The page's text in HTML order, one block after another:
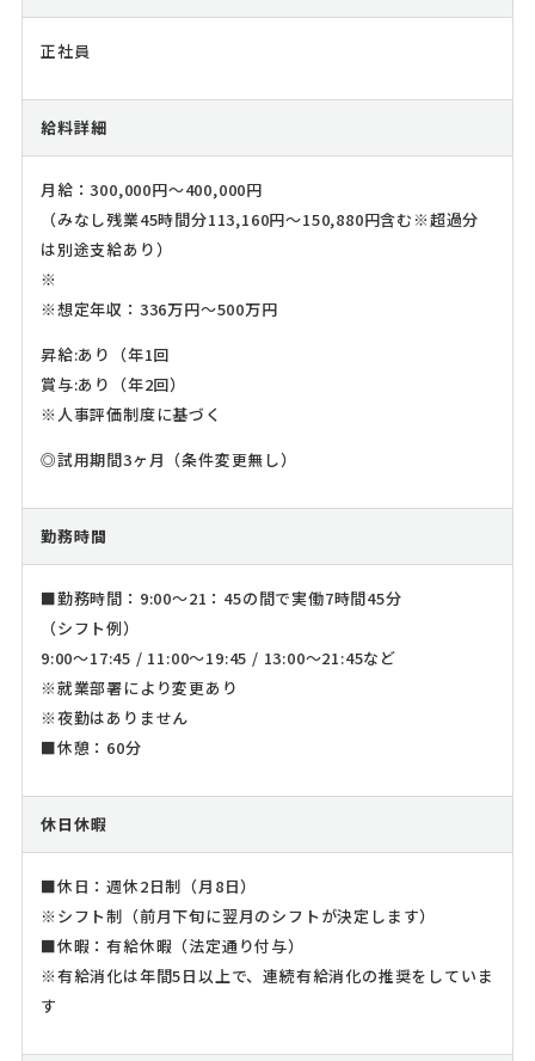
正社員
給料詳細
月給：300,000円～400,000円
（みなし残業45時間分113,160円～150,880円含む※超過分
は別途支給あり）
※
※想定年収：336万円～500万円
昇給:あり（年1回
賞与:あり（年2回）
※人事評価制度に基づく
◎試用期間3ヶ月（条件変更無し）
勤務時間
■勤務時間：9:00～21：45の間で実働7時間45分
（シフト例）
9:00～17:45 / 11:00～19:45 / 13:00～21:45など
※就業部署により変更あり
※夜勤はありません
■休憩：60分
休日休暇
■休日：週休2日制（月8日）
※シフト制（前月下旬に翌月のシフトが決定します）
■休暇：有給休暇（法定通り付与）
※有給消化は年間5日以上で、連続有給消化の推奨をしていま
す